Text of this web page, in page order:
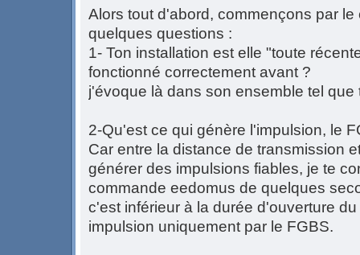
Alors tout d'abord, commençons par
quelques questions :
1- Ton installation est elle "toute
fonctionné correctement avant ?
j'évoque là dans son ensemble tel que
2-Qu'est ce qui génère l'impulsion, le
Car entre la distance de transmission
générer des impulsions fiables, je te
commande eedomus de quelques
c'est inférieur à la durée d'ouverture
impulsion uniquement par le FGBS.